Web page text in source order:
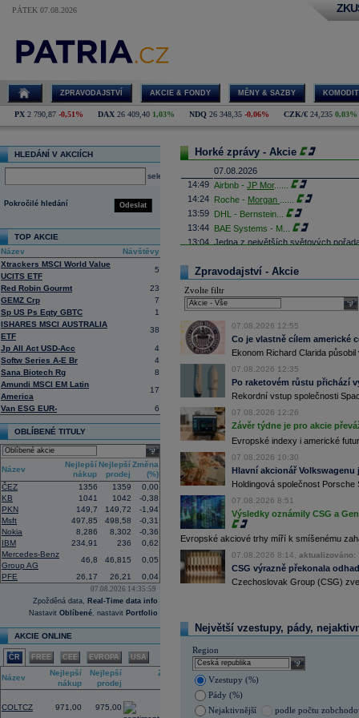
PÁTEK 07.08.2026
ZPRAVODAJSTVÍ AKCIE & FONDY MĚNY & SAZBY
PX 2 790,87 -0,51% DAX 26 409,40 1,03% NDQ 26 348,35 -0,06% CZK/€ 24,235 0,03%
HLEDÁNÍ V AKCIÍCH
select
Odeslat
Pokročilé hledání
TOP AKCIE
Název
Návštěvy
Xtrackers MSCI World Value
UCITS ETF
5
Red Robin Gourmt
23
GEMZ Crp
7
Sp US Ps Eqty GBTC
1
ISHARES MSCI AUSTRALIA
ETF
38
Jp All Act USD-Acc
4
Softw Series A-E Br
4
Sana Biotech Rg
8
Amundi MSCI EM Latin
America
17
Van ESG EUR- 6
OBLÍBENÉ TITULY
select
Název
Nejlepší
nákup
Nejlepší
prodej
Změna
(%)
ČEZ
1356 1359
0,00
KB
1041 1042
-0,38
PKN
149,7 149,72
-1,94
Msft
497,85 498,58
-0,31
Nokia
8,286 8,302
-0,36
IBM
234,91 236
0,62
Mercedes-Benz
Group AG
46,8 46,815
0,05
PFE
26,17 26,21 0,04
07.08.2026 14:35:59
Zpožděná data, Real-Time data info
Nastavit Oblíbené, nastavit Portfolio
AKCIE ONLINE
ČR FREE CEE EVROPA USA
Název
Nejlepší
nákup
Nejlepší
prodej
Změna
COLTCZ 971,00 975,00
Horké zprávy - Akcie
07.08.2026
14:49 Airbnb - JP Mor......
14:24 Roche - Morgan
13:59 DHL - Bernstein
13:44 BAE Systems - M
13:04 Jedna z největších světových
Bestsport O2 arenu a O2
12:09 Akciové podílové fondy za prvních
procenta, smíšené fondy 4,4
procenta a dluhopisové fondy 2,5
11:43 Novo Nordisk -...
11:27
Jedna z největších světových
procent v novém provozovateli
Nový společný podnik založí s
Bestsport O2 arenu a O2
investiční společnost, PPF dosud
11:16
Porsche SE, která je hlavním
se v pololetí propadla do čisté ztráty
Zároveň automobilku
Volkswagen
konkurenceschopnosti (ČTK)
11:02 Italy's Prysmia...
10:51
EasyJet-JP Mo......
10:28 BP -HSBCsnižu......
10:13 Ahold Delhaize ...
9:10 DraftKings dosáhl ve 2Q výnosů
8:48 Airbnb očekává ve 3Q tržby 4,69 -
8:43 Porsche reportovalo za první
zisku 338 mil.EUR (Bloomberg)
8:37 Akcie Fujifilm klesají o více než 18
listing této části
(Bloomberg)
Německá pojišťovací společnost
čistý zisk na 15,87 miliardy zlotých
8:17 Soud v americkém státě Nové
zaplatit 567 milionů
lidem. Dále firmě nařídil, aby
státě (ČTK)
Zpravodajství - Akcie
Zvolte filtr
07.08.2026 12:55
Co je vlastně cílem americké
Ekonom Richard Clarida
07.08.2026 12:35
Po raketovém růstu přichází
Rekordní vstup společnosti
07.08.2026 12:26
Závěr týdne je pro akcie
Evropské indexy i americké
07.08.2026 10:30
Hlavní akcionář
Holdingová společnost
07.08.2026 8:51
Výsledky oznámily CSG a
Evropské akciové trhy míří k smíšenému
07.08.2026 8:14, aktualizováno:
CSG výrazně překonala
Czechoslovak Group (CSG)
Největší vzestupy, pády,
Region
select
Vzestupy (%)
Pády (%)
Nejaktivnější
podle počtu